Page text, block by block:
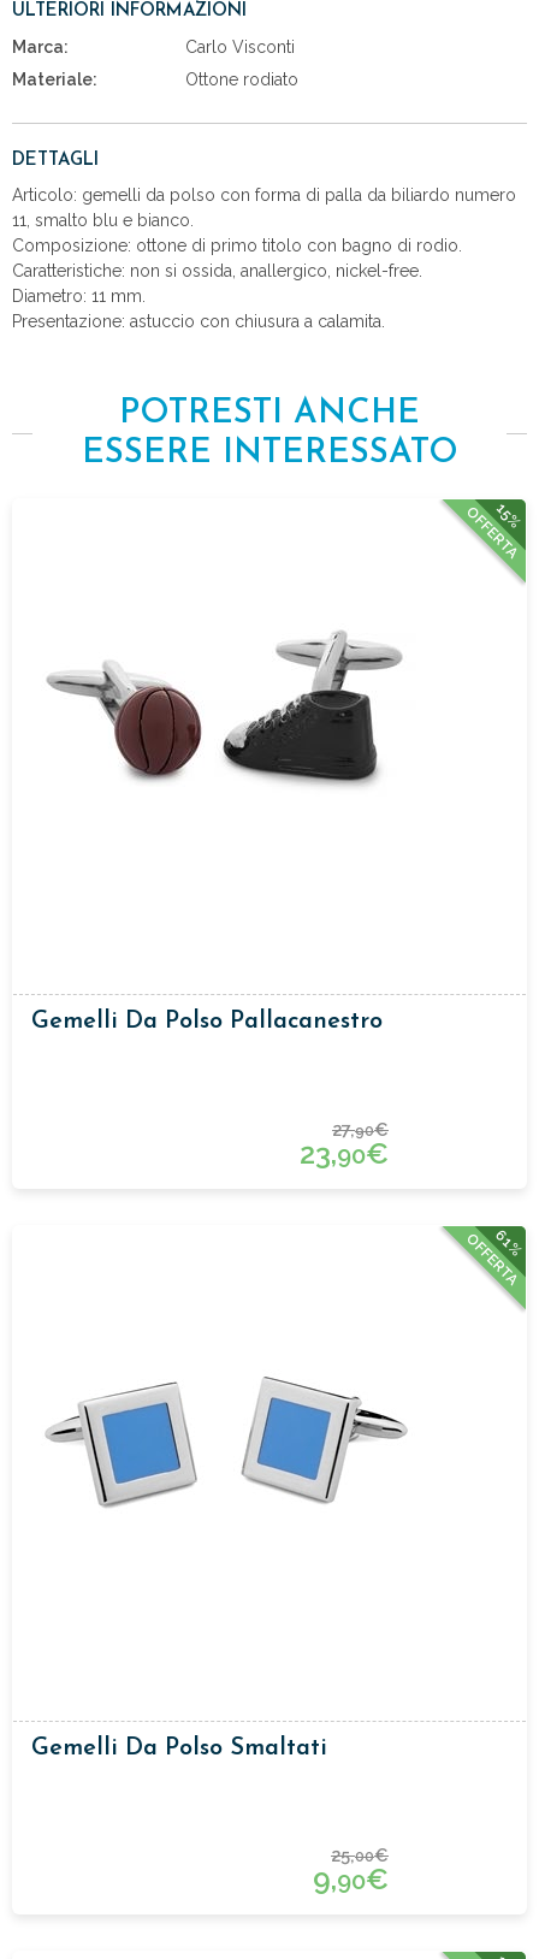
ULTERIORI INFORMAZIONI
Marca:
Carlo Visconti
Materiale:
Ottone rodiato
DETTAGLI
Articolo: gemelli da polso con forma di palla da biliardo numero
11, smalto blu e bianco.
Composizione: ottone di primo titolo con bagno di rodio.
Caratteristiche: non si ossida, anallergico, nickel-free.
Diametro: 11 mm.
Presentazione: astuccio con chiusura a calamita.
POTRESTI ANCHE
ESSERE INTERESSATO
15%
OFFERTA
Gemelli Da Polso Pallacanestro
27,90€
23,90€
61%
OFFERTA
Gemelli Da Polso Smaltati
25,00€
9,90€